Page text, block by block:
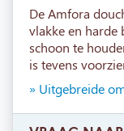
De Amfora
vlakke en harde
schoon te
is tevens
» Uitgebreide